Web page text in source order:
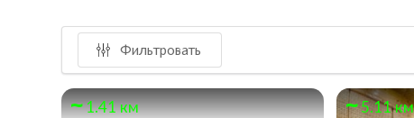
Фильтровать
1.41 км 5.11 км